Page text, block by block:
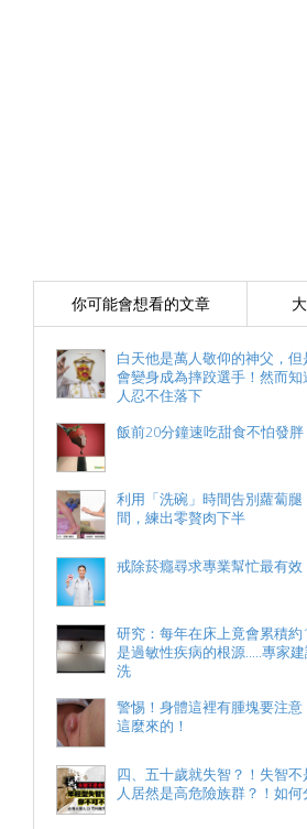
你可能會想看的文章
白天他是萬人敬仰的神父，
會變身成為摔跤選手！然而
人忍不住落下
飯前20分鐘速吃甜食不怕發胖
利用「洗碗」時間告別蘿蔔
間，練出零贅肉下半
戒除菸癮尋求專業幫忙最有效
研究：每年在床上竟會累積
是過敏性疾病的根源.....專家
洗
警惕！身體這裡有腫塊要注
這麼來的！
四、五十歲就失智？！失智
人居然是高危險族群？！如何